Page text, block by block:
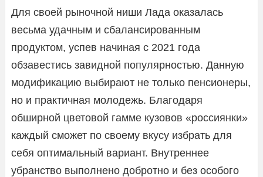
Для своей рыночной ниши Лада оказалась
весьма удачным и сбалансированным
продуктом, успев начиная с 2021 года
обзавестись завидной популярностью. Данную
модификацию выбирают не только пенсионеры,
но и практичная молодежь. Благодаря
обширной цветовой гамме кузовов «россиянки»
каждый сможет по своему вкусу избрать для
себя оптимальный вариант. Внутреннее
убранство выполнено добротно и без особого